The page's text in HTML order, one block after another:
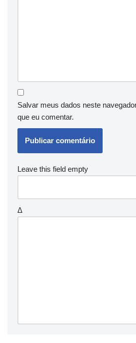
Salvar meus dados neste
que eu comentar.
Leave this field empty
Δ